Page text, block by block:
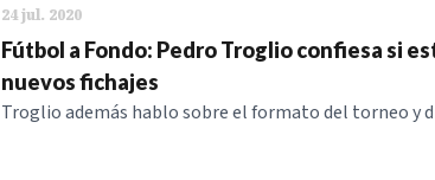
24 jul. 2020
Fútbol a Fondo: Pedro Troglio confiesa si
nuevos fichajes
Troglio además hablo sobre el formato del torneo y